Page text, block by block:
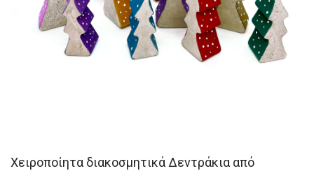
Χειροποίητα διακοσμητικά Δεντράκια από